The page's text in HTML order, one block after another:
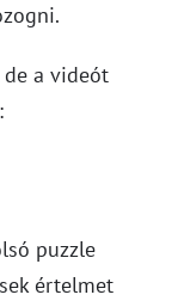
de a videót
puzzle
értelmet